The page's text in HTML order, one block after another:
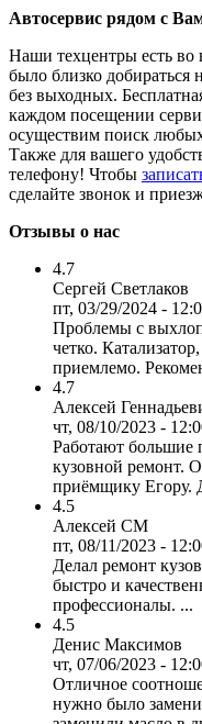
Автосервис рядом с
Наши техцентры есть во
было близко добираться
без выходных.
каждом посещении
осуществим поиск
Также для вашего
телефону! Чтобы
сделайте звонок и
Отзывы о нас
4.7
Сергей Светлаков
пт, 03/29/2024 -
Проблемы с
четко.
приемлемо.
4.7
Алексей
чт, 08/10/2023 -
Работают большие
кузовной ремонт.
приёмщику Егору.
4.5
Алексей СМ
пт, 08/11/2023 -
Делал ремонт
быстро и
профессионалы. ...
4.5
Денис Максимов
чт, 07/06/2023 -
Отличное
нужно было